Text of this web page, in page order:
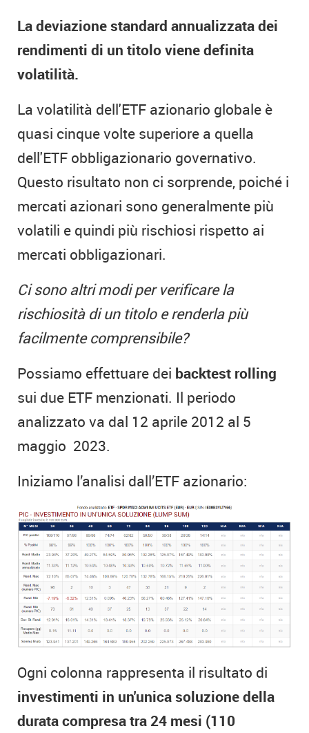
La deviazione standard annualizzata dei
rendimenti di un titolo viene definita
volatilità.
La volatilità dell'ETF azionario globale è
quasi cinque volte superiore a quella
dell'ETF obbligazionario governativo.
Questo risultato non ci sorprende, poiché i
mercati azionari sono generalmente più
volatili e quindi più rischiosi rispetto ai
mercati obbligazionari.
Ci sono altri modi per verificare la
rischiosità di un titolo e renderla più
facilmente comprensibile?
Possiamo effettuare dei backtest rolling
sui due ETF menzionati. Il periodo
analizzato va dal 12 aprile 2012 al 5
maggio 2023.
Iniziamo l’analisi dall’ETF azionario:
Ogni colonna rappresenta il risultato di
investimenti in un'unica soluzione della
durata compresa tra 24 mesi (110